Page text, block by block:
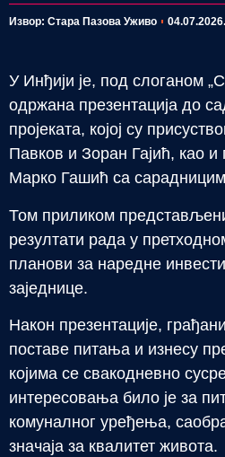
Извор: Стара Пазова Уживо 04.07.2026.
У Инђији је, под слоганом
одржана презентација до
пројеката, којој су
Павков и Зоран Гајић, као
Марко Гашић са
Том приликом представљени
резултати рада у
планови за наредне
заједнице.
Након презентације,
поставе питања и изнесу
којима се свакодневно
интересовања било је за
комуналног уређења,
значаја за квалитет живота.